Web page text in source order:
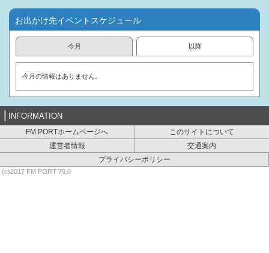
お出かけ先イベントスケジュール
今月 以降
今月の情報はありません。
INFORMATION
FM PORTホームページへ
このサイトについて
運営者情報
交通案内
プライバシーポリシー
(c)2017 FM PORT 79.0